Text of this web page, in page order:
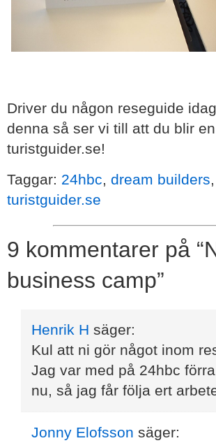
Driver du någon reseguide
denna så ser vi till att du blir
turistguider.se!
Taggar: 24hbc, dream builders,
turistguider.se
9 kommentarer på
business camp”
Henrik H säger:
Kul att ni gör något inom
Jag var med på 24hbc
nu, så jag får följa ert
Jonny Elofsson säger: